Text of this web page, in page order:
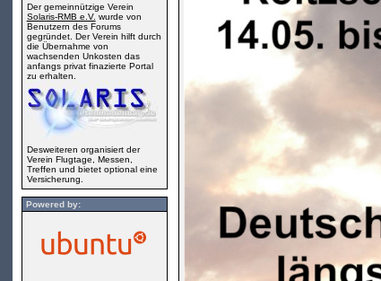
Der gemeinnützige Verein
Solaris-RMB e.V. wurde von
Benutzern des Forums
gegründet. Der Verein hilft durch
die Übernahme von
wachsenden Unkosten das
anfangs privat finazierte Portal
zu erhalten.
Desweiteren organisiert der
Verein Flugtage, Messen,
Treffen und bietet optional eine
Versicherung.
Powered by: